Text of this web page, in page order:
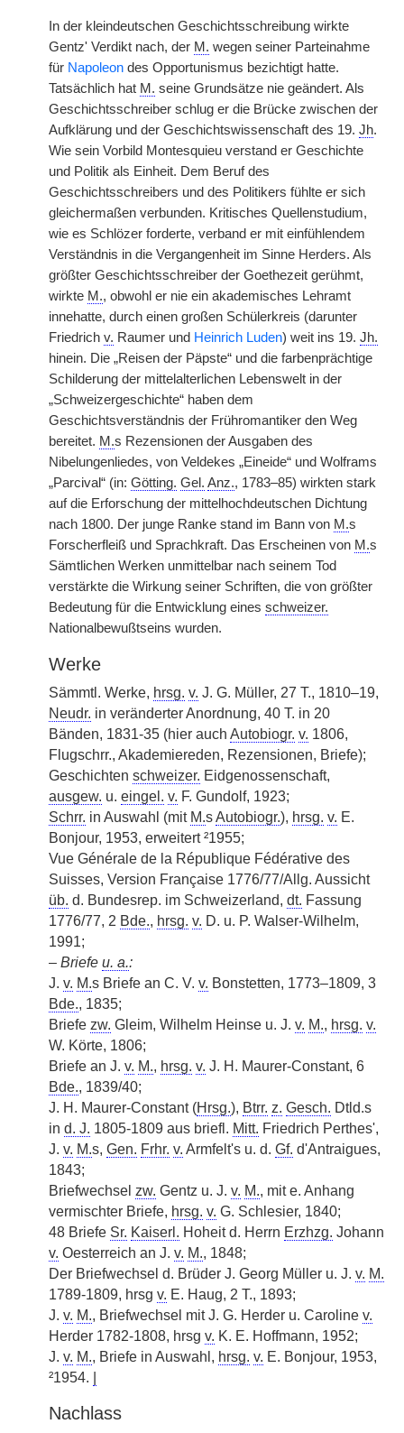
In der kleindeutschen Geschichtsschreibung wirkte
Gentz' Verdikt nach, der M. wegen seiner Parteinahme
für Napoleon des Opportunismus bezichtigt hatte.
Tatsächlich hat M. seine Grundsätze nie geändert. Als
Geschichtsschreiber schlug er die Brücke zwischen der
Aufklärung und der Geschichtswissenschaft des 19. Jh.
Wie sein Vorbild Montesquieu verstand er Geschichte
und Politik als Einheit. Dem Beruf des
Geschichtsschreibers und des Politikers fühlte er sich
gleichermaßen verbunden. Kritisches Quellenstudium,
wie es Schlözer forderte, verband er mit einfühlendem
Verständnis in die Vergangenheit im Sinne Herders. Als
größter Geschichtsschreiber der Goethezeit gerühmt,
wirkte M., obwohl er nie ein akademisches Lehramt
innehatte, durch einen großen Schülerkreis (darunter
Friedrich v. Raumer und Heinrich Luden) weit ins 19. Jh.
hinein. Die „Reisen der Päpste“ und die farbenprächtige
Schilderung der mittelalterlichen Lebenswelt in der
„Schweizergeschichte“ haben dem
Geschichtsverständnis der Frühromantiker den Weg
bereitet. M.s Rezensionen der Ausgaben des
Nibelungenliedes, von Veldekes „Eineide“ und Wolframs
„Parcival“ (in: Götting. Gel. Anz., 1783–85) wirkten stark
auf die Erforschung der mittelhochdeutschen Dichtung
nach 1800. Der junge Ranke stand im Bann von M.s
Forscherfleiß und Sprachkraft. Das Erscheinen von M.s
Sämtlichen Werken unmittelbar nach seinem Tod
verstärkte die Wirkung seiner Schriften, die von größter
Bedeutung für die Entwicklung eines schweizer.
Nationalbewußtseins wurden.
Werke
Sämmtl. Werke, hrsg. v. J. G. Müller, 27 T., 1810–19,
Neudr. in veränderter Anordnung, 40 T. in 20
Bänden, 1831-35 (hier auch Autobiogr. v. 1806,
Flugschrr., Akademiereden, Rezensionen, Briefe);
Geschichten schweizer. Eidgenossenschaft,
ausgew. u. eingel. v. F. Gundolf, 1923;
Schrr. in Auswahl (mit M.sAutobiogr.), hrsg. v. E.
Bonjour, 1953, erweitert ²1955;
Vue Générale de la République Fédérative des
Suisses, Version Française 1776/77/Allg. Aussicht
üb. d. Bundesrep. im Schweizerland, dt. Fassung
1776/77, 2 Bde., hrsg. v. D. u. P. Walser-Wilhelm,
1991;
– Briefe u. a.:
J. v. M.s Briefe an C. V. v. Bonstetten, 1773–1809, 3
Bde., 1835;
Briefe zw. Gleim, Wilhelm Heinse u. J. v. M., hrsg. v.
W. Körte, 1806;
Briefe an J. v. M., hrsg. v. J. H. Maurer-Constant, 6
Bde., 1839/40;
J. H. Maurer-Constant (Hrsg.), Btrr. z. Gesch. Dtld.s
in d. J. 1805-1809 aus briefl. Mitt. Friedrich Perthes',
J. v. M.s, Gen. Frhr. v. Armfelt's u. d. Gf. d'Antraigues,
1843;
Briefwechsel zw. Gentz u. J. v. M., mit e. Anhang
vermischter Briefe, hrsg. v. G. Schlesier, 1840;
48 Briefe Sr. Kaiserl. Hoheit d. Herrn Erzhzg. Johann
v. Oesterreich an J. v. M., 1848;
Der Briefwechsel d. Brüder J. Georg Müller u. J. v. M.
1789-1809, hrsg v. E. Haug, 2 T., 1893;
J. v. M., Briefwechsel mit J. G. Herder u. Caroline v.
Herder 1782-1808, hrsg v. K. E. Hoffmann, 1952;
J. v. M., Briefe in Auswahl, hrsg. v. E. Bonjour, 1953,
²1954.
Nachlass